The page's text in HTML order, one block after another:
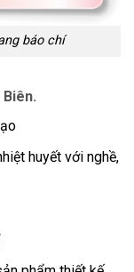
báo chí
huyết với nghề,